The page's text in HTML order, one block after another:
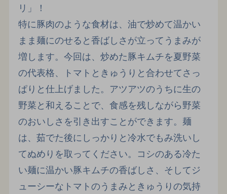
リ」！
特に豚肉のような食材は、油で炒めて温かい
まま麺にのせると香ばしさが立ってうまみが
増します。今回は、炒めた豚キムチを夏野菜
の代表格、トマトときゅうりと合わせてさっ
ぱりと仕上げました。アツアツのうちに生の
野菜と和えることで、食感を残しながら野菜
のおいしさを引き出すことができます。麺
は、茹でた後にしっかりと冷水でもみ洗いし
てぬめりを取ってください。コシのある冷た
い麺に温かい豚キムチの香ばしさ、そしてジ
ューシーなトマトのうまみときゅうりの気持